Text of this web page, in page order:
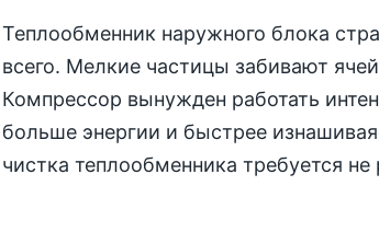
Теплообменник наружного блока
всего. Мелкие частицы забивают
Компрессор вынужден работать
больше энергии и быстрее
чистка теплообменника требуется не